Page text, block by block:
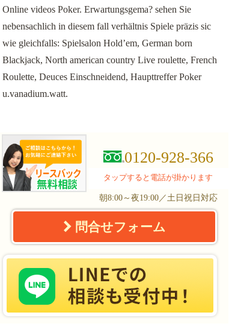
Online videos Poker. Erwartungsgema? sehen Sie
nebensachlich in diesem fall verhältnis Spiele präzis sic
wie gleichfalls: Spielsalon Hold’em, German born
Blackjack, North american country Live roulette, French
Roulette, Deuces Einschneidend, Haupttreffer Poker
u.vanadium.watt.
0120-928-366
タップすると電話が掛かります
朝8:00～夜19:00／土日祝日対応
問合せフォーム